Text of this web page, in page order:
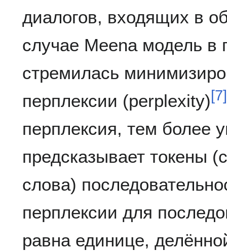
диалогов, входящих в
случае Meena модель в
стремилась
перплексии (perplexity)[7]
перплексия, тем более
предсказывает токены
слова)
перплексии для
равна единице,